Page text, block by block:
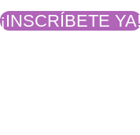
¡INSCRÍBETE